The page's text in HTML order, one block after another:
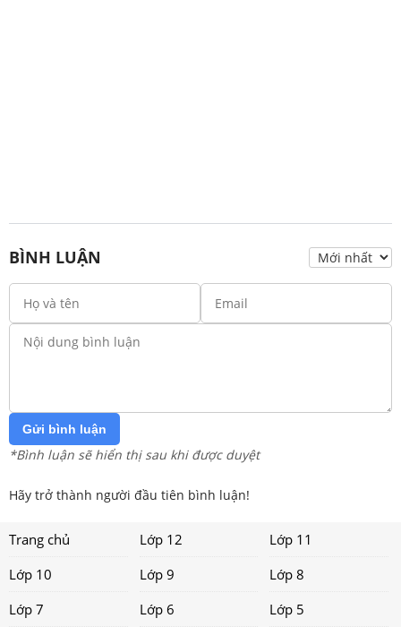
BÌNH LUẬN
Gửi bình luận
*Bình luận sẽ hiển thị sau khi được duyệt
Hãy trở thành người đầu tiên bình luận!
Trang chủ Lớp 12
Lớp 11
Lớp 10
Lớp 9
Lớp 8
Lớp 7
Lớp 6
Lớp 5